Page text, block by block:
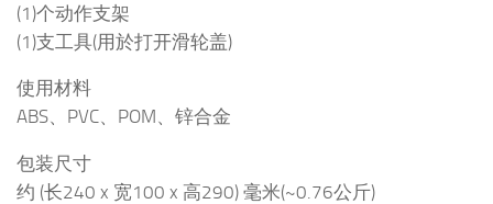
(1)个动作支架
(1)支工具(用於打开滑轮盖)
使用材料
ABS、PVC、POM、锌合金
包装尺寸
约 (长240 x 宽100 x 高290) 毫米(~0.76公斤)